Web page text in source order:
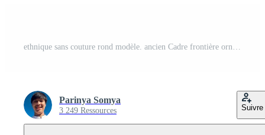
ethnique sans couture rond modèle. ancien Cadre frontière ornement vecteur. classique fleuri antique filigrane élément. baroque floral style. décoratif frontière pour cadre, textile, tissu, tapis, tapis, anneau. Vecteur Pro
Parinya Somya
3 249 Ressources Suivre